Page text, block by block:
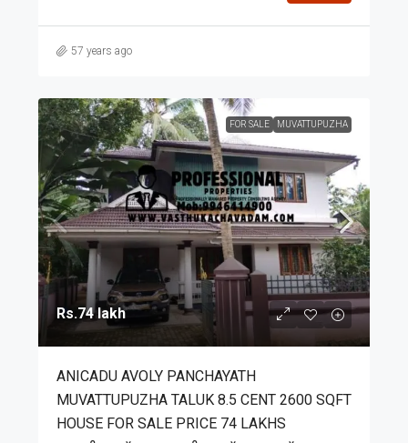
57 years ago
FOR SALE MUVATTUPUZHA
Rs.74 lakh
ANICADU AVOLY PANCHAYATH
MUVATTUPUZHA TALUK 8.5 CENT 2600 SQFT
HOUSE FOR SALE PRICE 74 LAKHS